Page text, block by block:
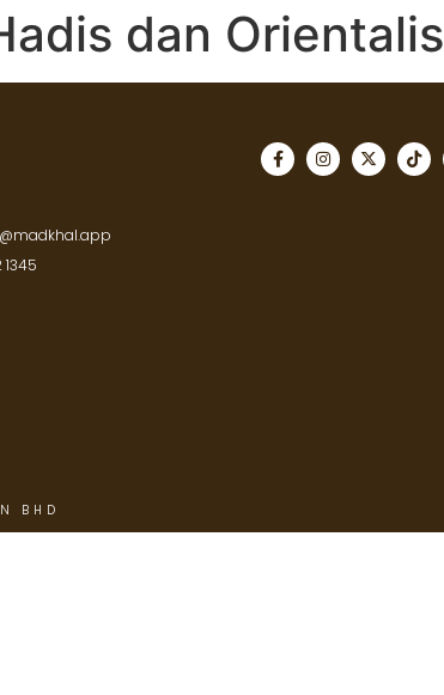
dan Orientalis
1345
BHD